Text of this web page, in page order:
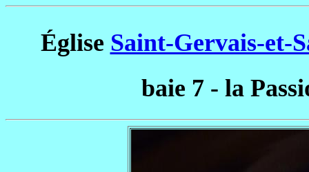
Église Saint-Gervais-et-
baie 7 - la